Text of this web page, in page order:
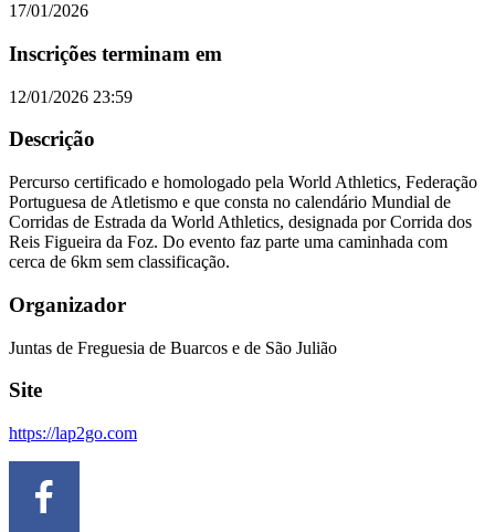
17/01/2026
Inscrições terminam em
12/01/2026 23:59
Descrição
Percurso certificado e homologado pela World Athletics, Federação
Portuguesa de Atletismo e que consta no calendário Mundial de
Corridas de Estrada da World Athletics, designada por Corrida dos
Reis Figueira da Foz. Do evento faz parte uma caminhada com
cerca de 6km sem classificação.
Organizador
Juntas de Freguesia de Buarcos e de São Julião
Site
https://lap2go.com